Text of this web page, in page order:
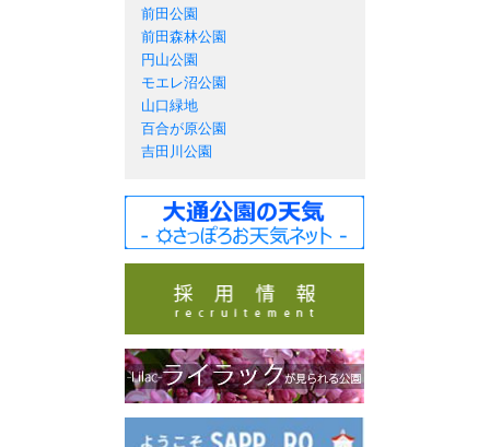
前田公園
前田森林公園
円山公園
モエレ沼公園
山口緑地
百合が原公園
吉田川公園